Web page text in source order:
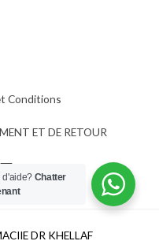
Conditions
ET DE RETOUR
DR KHELLAF
d'aide? Chatter